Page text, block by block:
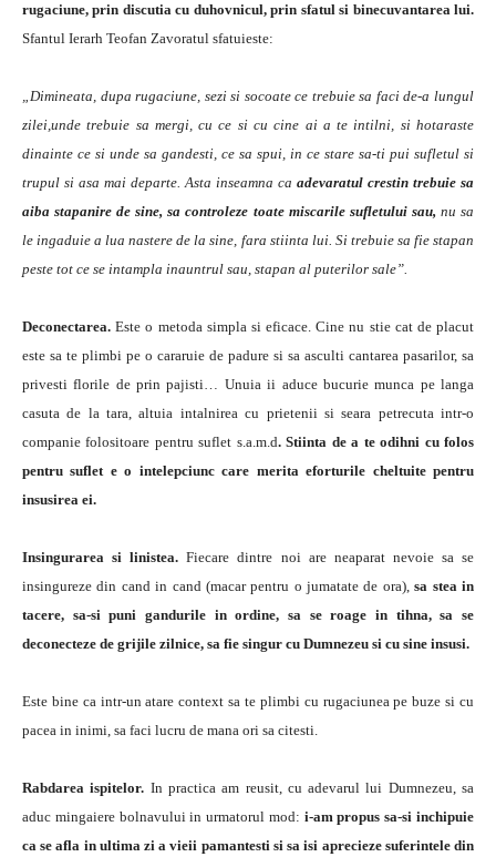
rugaciune, prin discutia cu duhovnicul, prin sfatul si binecuvantarea lui.
Sfantul Ierarh Teofan Zavoratul sfatuieste:
„Dimineata, dupa rugaciune, sezi si socoate ce trebuie sa faci de-a lungul
zilei,unde trebuie sa mergi, cu ce si cu cine ai a te intilni, si hotaraste
dinainte ce si unde sa gandesti, ce sa spui, in ce stare sa-ti pui sufletul si
trupul si asa mai departe. Asta inseamna ca adevaratul crestin trebuie sa
aiba stapanire de sine, sa controleze toate miscarile sufletului sau,nu sa
le ingaduie a lua nastere de la sine, fara stiinta lui. Si trebuie sa fie stapan
peste tot ce se intampla inauntrul sau, stapan al puterilor sale”.
Deconectarea. Este o metoda simpla si eficace. Cine nu stie cat de placut
este sa te plimbi pe o cararuie de padure si sa asculti cantarea pasarilor, sa
privesti florile de prin pajisti… Unuia ii aduce bucurie munca pe langa
casuta de la tara, altuia intalnirea cu prietenii si seara petrecuta intr-o
companie folositoare pentru suflet s.a.m.d. Stiinta de a te odihni cu folos
pentru suflet e o intelepciunc care merita eforturile cheltuite pentru
insusirea ei.
Insingurarea si linistea. Fiecare dintre noi are neaparat nevoie sa se
insingureze din cand in cand (macar pentru o jumatate de ora),sa stea in
tacere, sa-si puni gandurile in ordine, sa se roage in tihna, sa se
deconecteze de grijile zilnice, sa fie singur cu Dumnezeu si cu sine insusi.
Este bine ca intr-un atare context sa te plimbi cu rugaciunea pe buze si cu
pacea in inimi, sa faci lucru de mana ori sa citesti.
Rabdarea ispitelor. In practica am reusit, cu adevarul lui Dumnezeu, sa
aduc mingaiere bolnavului in urmatorul mod: i-am propus sa-si inchipuie
ca se afla in ultima zi a vieii pamantesti si sa isi aprecieze suferintele din